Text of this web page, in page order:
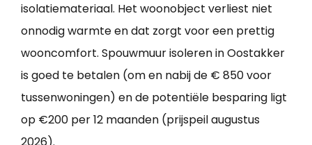
isolatiemateriaal. Het woonobject verliest niet
onnodig warmte en dat zorgt voor een prettig
wooncomfort. Spouwmuur isoleren in Oostakker
is goed te betalen (om en nabij de € 850 voor
tussenwoningen) en de potentiële besparing ligt
op €200 per 12 maanden (prijspeil augustus